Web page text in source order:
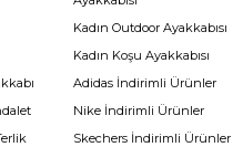
Kadın Outdoor Ayakkabısı
Kadın Koşu Ayakkabısı
Adidas İndirimli Ürünler
Nike İndirimli Ürünler
Skechers İndirimli Ürünler